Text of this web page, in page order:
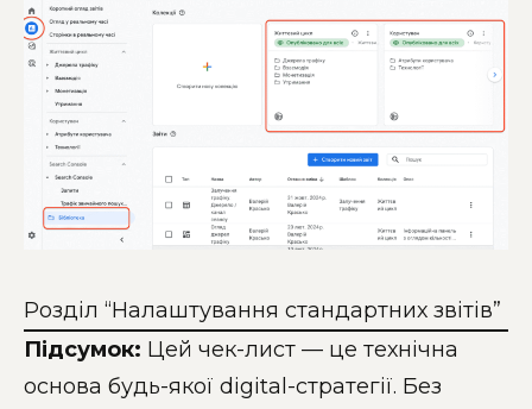
Розділ “Налаштування стандартних звітів”
Підсумок: Цей чек-лист — це технічна
основа будь-якої digital-стратегії. Без